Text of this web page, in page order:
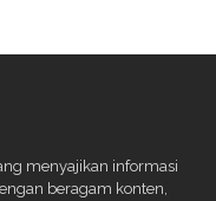
menyajikan informasi
beragam konten,